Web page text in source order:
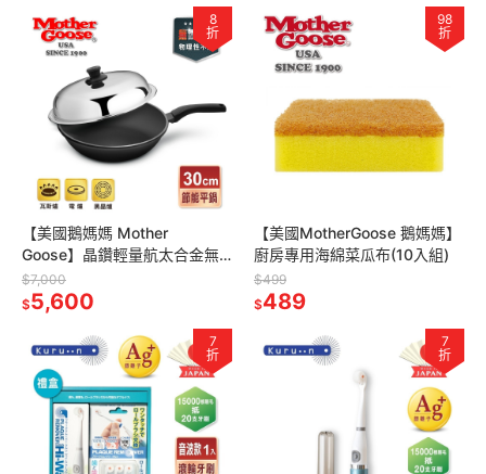
8
折
【美國鵝媽媽 Mother
Goose】晶鑽輕量航太合金無
塗層物理性不沾鍋節能深平炒
鍋30cm
$7,000
$5,600
98
折
【美國MotherGoose 鵝媽媽】
廚房專用海綿菜瓜布(10入組)
$499
$489
7
折
7
折